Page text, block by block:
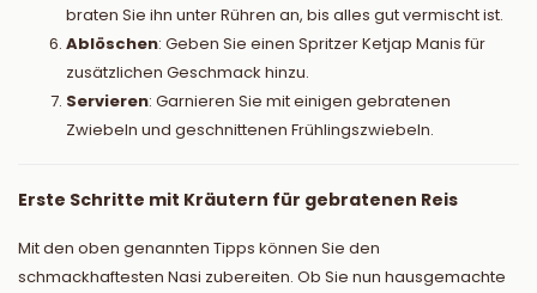
braten Sie ihn unter Rühren an, bis alles gut vermischt ist.
Ablöschen: Geben Sie einen Spritzer Ketjap Manis für
zusätzlichen Geschmack hinzu.
Servieren: Garnieren Sie mit einigen gebratenen
Zwiebeln und geschnittenen Frühlingszwiebeln.
Erste Schritte mit Kräutern für gebratenen Reis
Mit den oben genannten Tipps können Sie den
schmackhaftesten Nasi zubereiten. Ob Sie nun hausgemachte